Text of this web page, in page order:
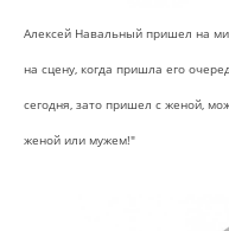
Алексей Навальный пришел на
на сцену, когда пришла его
сегодня, зато пришел с женой,
женой или мужем!"